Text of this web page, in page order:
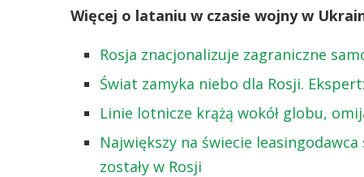
Więcej o lataniu w czasie wojny w
Rosja znacjonalizuje zagraniczne
Świat zamyka niebo dla Rosji.
Linie lotnicze krążą wokół globu,
Największy na świecie
zostały w Rosji